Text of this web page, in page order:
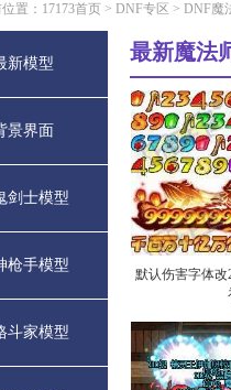
置： 17173首页 > DNF专区 > DNF魔
最新魔法
默认伤害字体
新模型
景界面
剑士模型
枪手模型
斗家模型